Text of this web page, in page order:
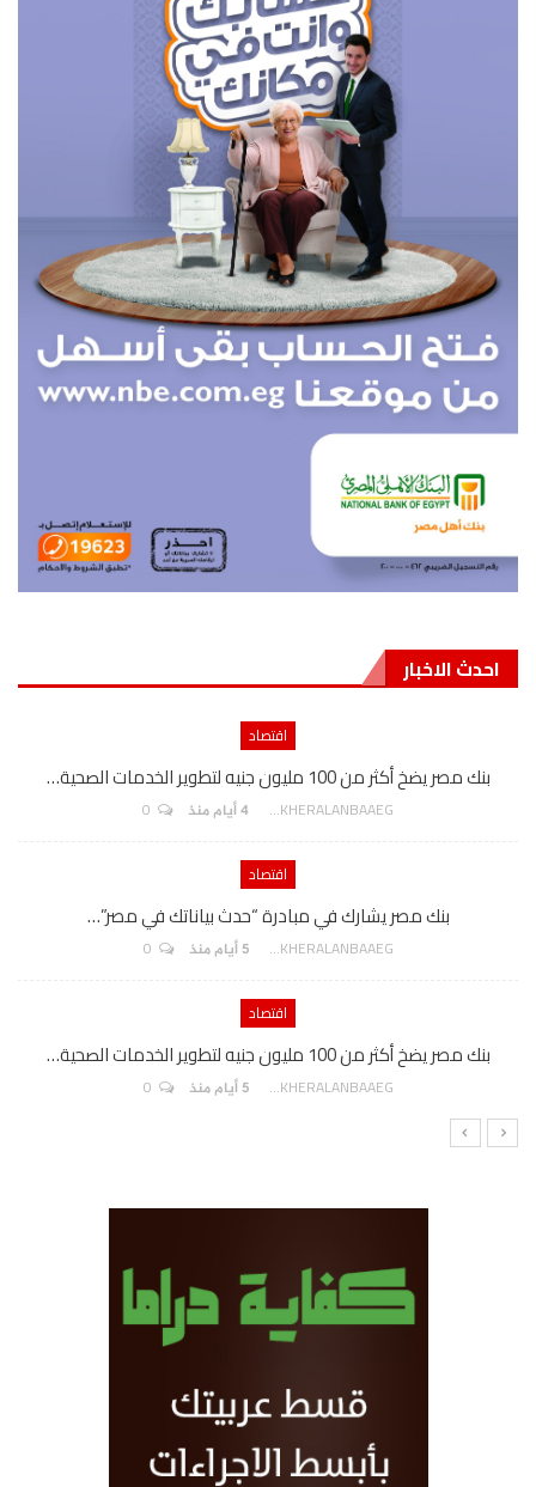
احدث الاخبار
اقتصاد
بنك مصر يضخ أكثر من 100 مليون جنيه لتطوير الخدمات الصحية…
AKHERALANBAAEG 4 أيام منذ
اقتصاد
بنك مصر يشارك في مبادرة “حدث بياناتك في مصر”…
AKHERALANBAAEG 5 أيام منذ
اقتصاد
بنك مصر يضخ أكثر من 100 مليون جنيه لتطوير الخدمات الصحية…
AKHERALANBAAEG 5 أيام منذ